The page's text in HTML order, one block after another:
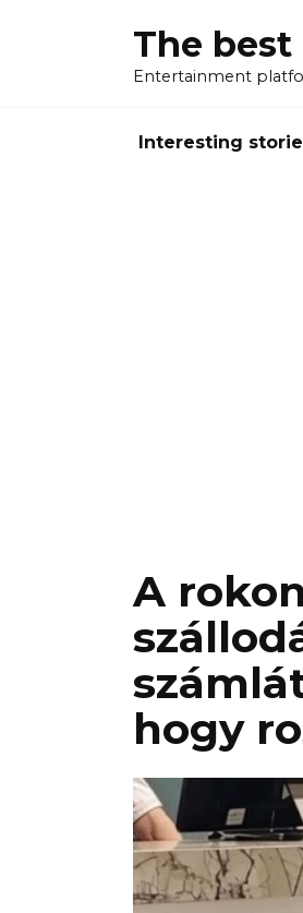
The best
Entertainment
Interesting
A
hogy